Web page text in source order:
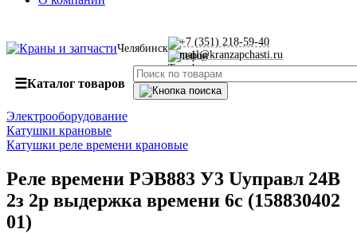
Челябинск
+7 (351) 218-59-40
mail@kranzapchasti.ru
☰Каталог товаров
Электрооборудование
Катушки крановые
Катушки реле времени крановые
Реле времени РЭВ883 У3 Uуправл 24В
2з 2р выдержка времени 6с (158830402
01)